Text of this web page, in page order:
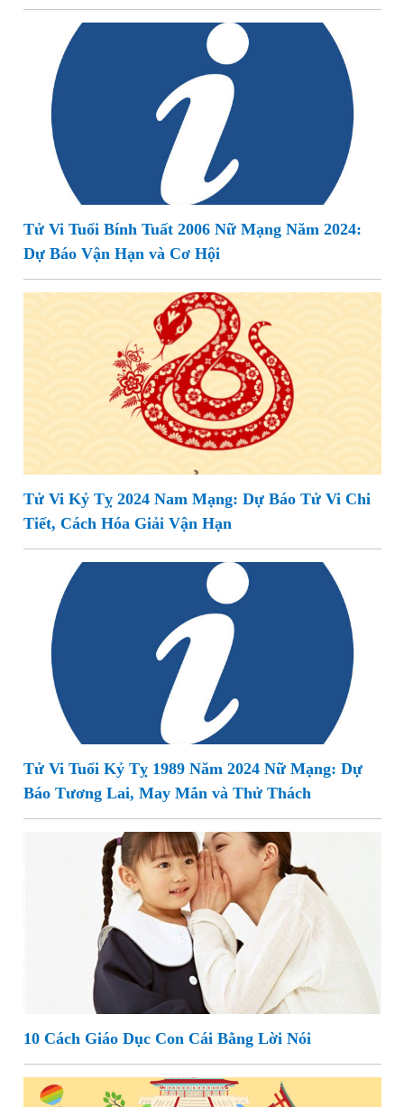
Tử Vi Tuổi Bính Tuất 2006 Nữ Mạng Năm 2024:
Dự Báo Vận Hạn và Cơ Hội
Tử Vi Kỷ Tỵ 2024 Nam Mạng: Dự Báo Tử Vi Chi
Tiết, Cách Hóa Giải Vận Hạn
Tử Vi Tuổi Kỷ Tỵ 1989 Năm 2024 Nữ Mạng: Dự
Báo Tương Lai, May Mắn và Thử Thách
10 Cách Giáo Dục Con Cái Bằng Lời Nói